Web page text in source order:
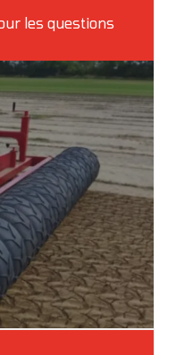
les questions